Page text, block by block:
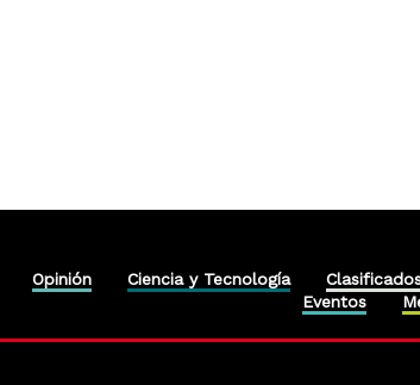
Opinión Ciencia y Tecnología
Eventos